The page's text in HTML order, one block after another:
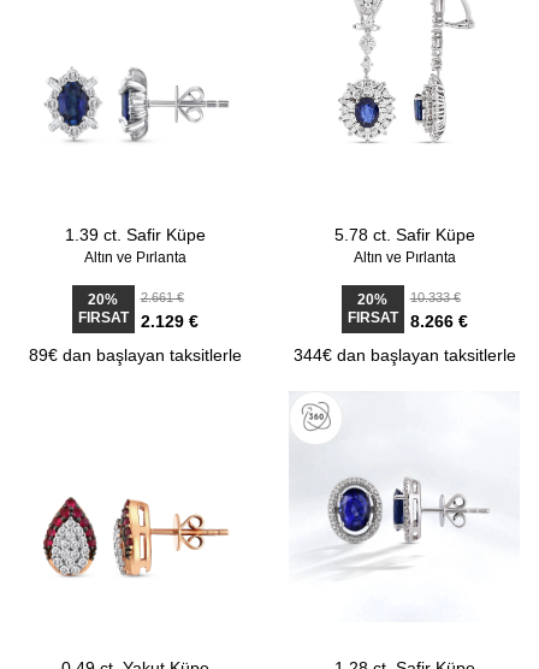
1.39 ct. Safir Küpe
Altın ve Pırlanta
20%
FIRSAT
2.661 €
2.129 €
89€ dan başlayan taksitlerle
5.78 ct. Safir Küpe
Altın ve Pırlanta
20%
FIRSAT
10.333 €
8.266 €
344€ dan başlayan taksitlerle